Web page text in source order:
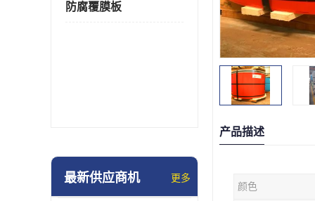
防腐覆膜板
最新供应商机 更多
产品描述
颜色